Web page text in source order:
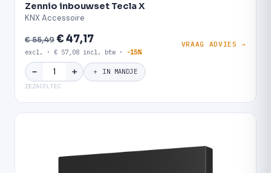
Zennio inbouwset Tecla X
KNX Accessoire
€ 55,49€ 47,17
excl. · € 57,08 incl. btw · -15%
VRAAG ADVIES →
− ＋ ＋ IN MANDJE
ZEZACFLTEC